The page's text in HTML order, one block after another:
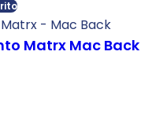
Matrx Mac Back